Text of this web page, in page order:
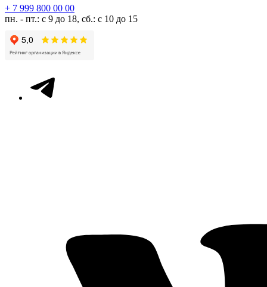
+ 7 999 800 00 00
пн. - пт.: с 9 до 18, сб.: с 10 до 15